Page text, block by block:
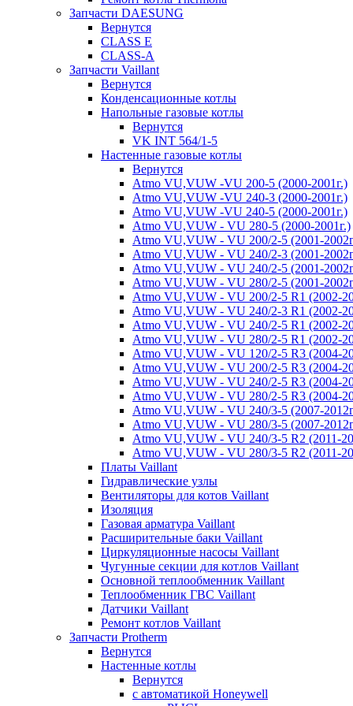
Запчасти DAESUNG
Вернутся
CLASS E
CLASS-A
Запчасти Vaillant
Вернутся
Конденсационные котлы
Напольные газовые котлы
Вернутся
VK INT 564/1-5
Настенные газовые котлы
Вернутся
Atmo VU,VUW -VU 200-5 (2000-2001г.)
Atmo VU,VUW -VU 240-3 (2000-2001г.)
Atmo VU,VUW -VU 240-5 (2000-2001г.)
Atmo VU,VUW - VU 280-5 (2000-2001г.)
Atmo VU,VUW - VU 200/2-5 (2001-
Atmo VU,VUW - VU 240/2-3 (2001-
Atmo VU,VUW - VU 240/2-5 (2001-
Atmo VU,VUW - VU 280/2-5 (2001-
Atmo VU,VUW - VU 200/2-5 R1 (2002-
Atmo VU,VUW - VU 240/2-3 R1 (2002-
Atmo VU,VUW - VU 240/2-5 R1 (2002-
Atmo VU,VUW - VU 280/2-5 R1 (2002-
Atmo VU,VUW - VU 120/2-5 R3 (2004-
Atmo VU,VUW - VU 200/2-5 R3 (2004-
Atmo VU,VUW - VU 240/2-5 R3 (2004-
Atmo VU,VUW - VU 280/2-5 R3 (2004-
Atmo VU,VUW - VU 240/3-5 (2007-
Atmo VU,VUW - VU 280/3-5 (2007-
Atmo VU,VUW - VU 240/3-5 R2 (2011-
Atmo VU,VUW - VU 280/3-5 R2 (2011-
Платы Vaillant
Гидравлические узлы
Вентиляторы для котов Vaillant
Изоляция
Газовая арматура Vaillant
Расширительные баки Vaillant
Циркуляционные насосы Vaillant
Чугунные секции для котлов Vaillant
Основной теплообменник Vaillant
Теплообменник ГВС Vaillant
Датчики Vaillant
Ремонт котлов Vaillant
Запчасти Protherm
Вернутся
Настенные котлы
Вернутся
с автоматикой Honeywell